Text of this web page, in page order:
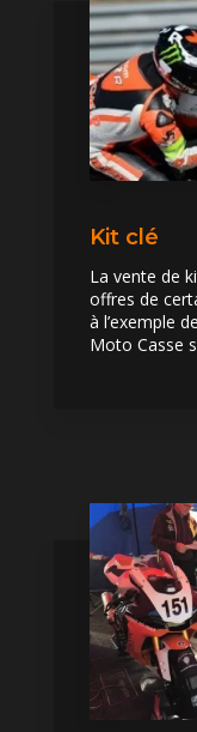
Kit clé
La vente de
offres de
à l’exemple
Moto Casse